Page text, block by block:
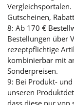
Gutscheinen,
8: Ab 170 €
Bestellungen über
rezeptpflichtige
kombinierbar mit
Sonderpreisen.
9: Bei Produkt-
unseren
dass diese nur von